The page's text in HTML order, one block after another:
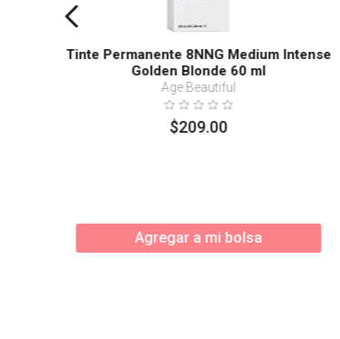
Tinte Permanente 8NNG Medium Intense
Golden Blonde 60 ml
Age Beautiful
$209.00
Agregar a mi bolsa